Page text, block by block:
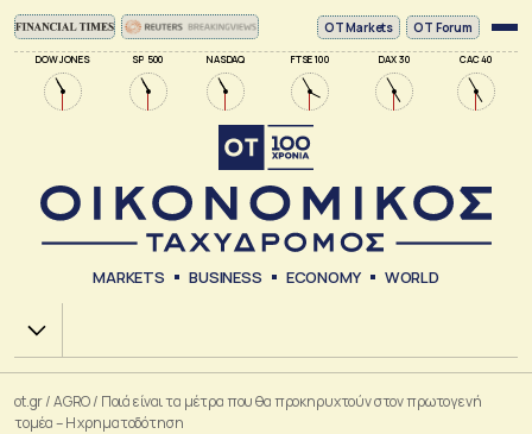
DOW JONES SP 500 NASDAQ FTSE 100 DAX 30 CAC 40
ΟΤ Markets OT Forum
MARKETS BUSINESS ECONOMY WORLD
Χ.Α.
ot.gr/AGRO/ Ποιά είναι τα μέτρα που θα προκηρυχτούν στον πρωτογενή
τομέα – Η χρηματοδότηση